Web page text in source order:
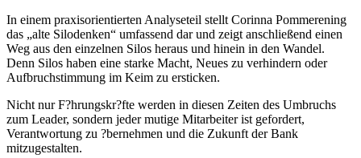
In einem praxisorientierten Analyseteil stellt Corinna Pommerening
das „alte Silodenken“ umfassend dar und zeigt anschließend einen
Weg aus den einzelnen Silos heraus und hinein in den Wandel.
Denn Silos haben eine starke Macht, Neues zu verhindern oder
Aufbruchstimmung im Keim zu ersticken.
Nicht nur F?hrungskr?fte werden in diesen Zeiten des Umbruchs
zum Leader, sondern jeder mutige Mitarbeiter ist gefordert,
Verantwortung zu ?bernehmen und die Zukunft der Bank
mitzugestalten.